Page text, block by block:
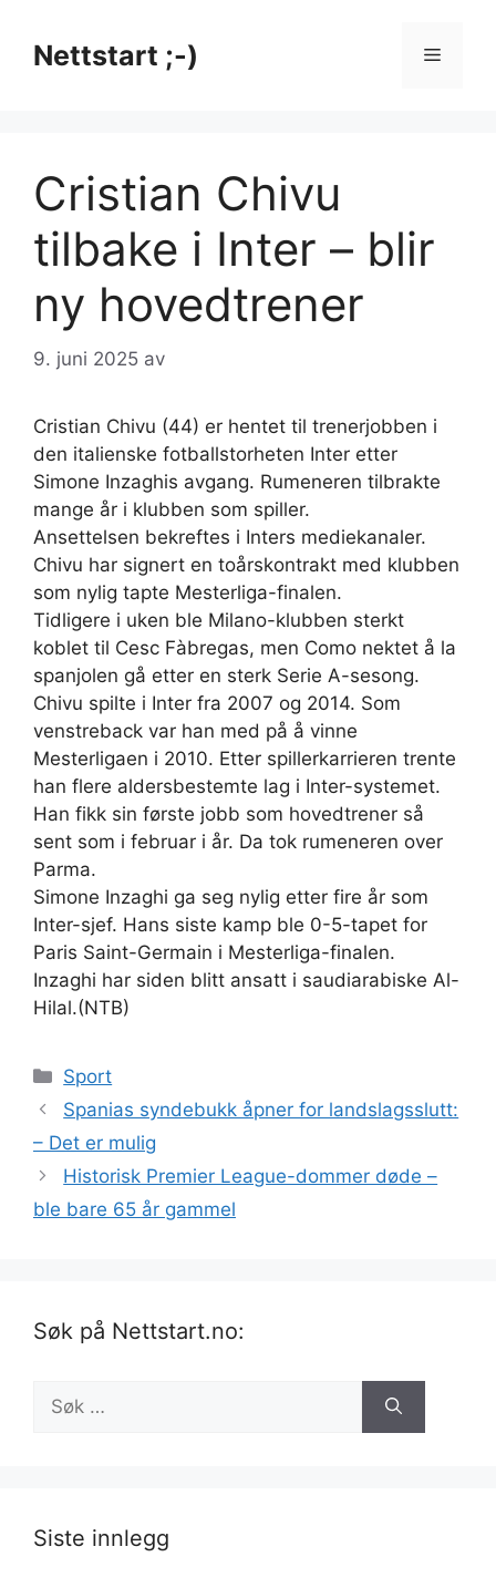
innholdNettstart ;-) Meny
Cristian Chivu
tilbake i Inter – blir
ny hovedtrener
9. juni 2025 av
Cristian Chivu (44) er hentet til trenerjobben i
den italienske fotballstorheten Inter etter
Simone Inzaghis avgang. Rumeneren tilbrakte
mange år i klubben som spiller.
Ansettelsen bekreftes i Inters mediekanaler.
Chivu har signert en toårskontrakt med klubben
som nylig tapte Mesterliga-finalen.
Tidligere i uken ble Milano-klubben sterkt
koblet til Cesc Fàbregas, men Como nektet å la
spanjolen gå etter en sterk Serie A-sesong.
Chivu spilte i Inter fra 2007 og 2014. Som
venstreback var han med på å vinne
Mesterligaen i 2010. Etter spillerkarrieren trente
han flere aldersbestemte lag i Inter-systemet.
Han fikk sin første jobb som hovedtrener så
sent som i februar i år. Da tok rumeneren over
Parma.
Simone Inzaghi ga seg nylig etter fire år som
Inter-sjef. Hans siste kamp ble 0-5-tapet for
Paris Saint-Germain i Mesterliga-finalen.
Inzaghi har siden blitt ansatt i saudiarabiske Al-
Hilal.(NTB)
Kategorier
Sport
Spanias syndebukk åpner for landslagsslutt:
– Det er mulig
Historisk Premier League-dommer døde –
ble bare 65 år gammel
Søk på Nettstart.no:
etter:
Siste innlegg